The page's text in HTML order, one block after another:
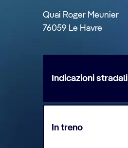
Quai Roger Meunier
76059 Le Havre
Indicazioni stradali
In treno